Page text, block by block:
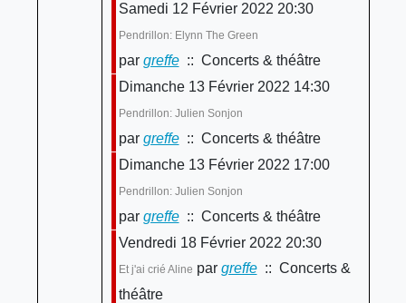
Samedi 12 Février 2022 20:30
Pendrillon: Elynn The Green
par greffe:: Concerts & théâtre
Dimanche 13 Février 2022 14:30
Pendrillon: Julien Sonjon
par greffe:: Concerts & théâtre
Dimanche 13 Février 2022 17:00
Pendrillon: Julien Sonjon
par greffe:: Concerts & théâtre
Vendredi 18 Février 2022 20:30
Et j'ai crié Aline par greffe:: Concerts &
théâtre